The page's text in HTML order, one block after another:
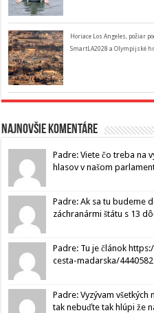
Horiace Los Angeles, požiar
SmartLA2028 a Olympijské
Najnovšie komentáre
Padre: Viete čo treba na
hlasov v našom
Padre: Ak sa tu budeme
záchranármi štátu s 13
Padre: Tu je článok
cesta-madarska/
Padre: Vyzývam všetkých
tak nebuďte tak hlúpi že